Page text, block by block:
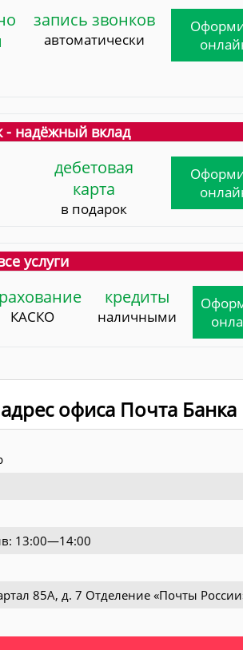
запись звонков
автоматически
надёжный вклад
дебетовая
карта
в подарок
услуги
КАСКО
кредиты
наличными
офиса Почта Банка
13:00—14:00
85А, д. 7 Отделение «Почты